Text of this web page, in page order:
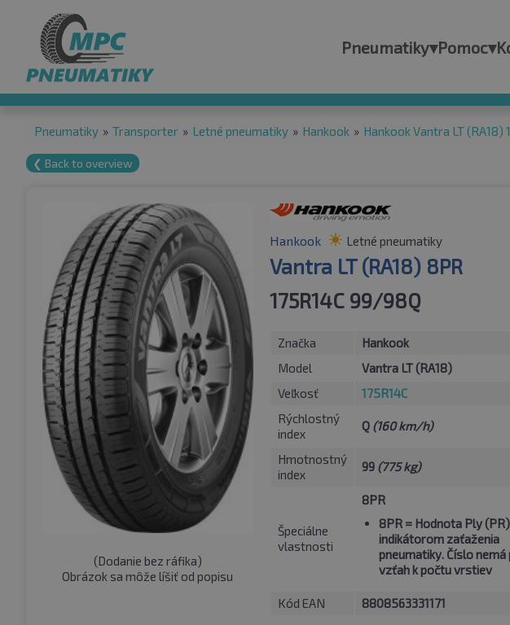
Pneumatiky▾Pomoc▾
Pneumatiky » Transporter » Letné pneumatiky » Hankook » Hankook Vantra LT (RA18)
❮ Back to overview
(Dodanie bez ráfika)
Obrázok sa môže líšiť od popisu
Hankook Letné pneumatiky
Vantra LT (RA18) 8PR
175R14C 99/98Q
Značka
Hankook
Model
Vantra LT (RA18)
Veľkosť
175R14C
Rýchlostný
index
Q (160 km/h)
Hmotnostný
index
99 (775 kg)
Špeciálne
vlastnosti
8PR
8PR= Hodnota Ply
indikátorom zaťaženia
pneumatiky. Číslo nemá
vzťah k počtu vrstiev
Kód EAN 8808563331171